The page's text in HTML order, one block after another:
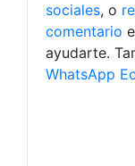
sociales, o
comentario
ayudarte.
WhatsApp